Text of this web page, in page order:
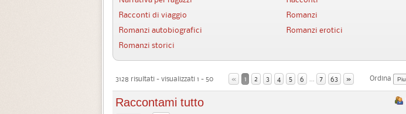
Racconti di viaggio
Romanzi
Romanzi autobiografici
Romanzi erotici
Romanzi storici
3128 risultati - visualizzati 1 - 50 « 1 2 3 4 5 6 ... 7 63 » Ordina
Raccontami tutto